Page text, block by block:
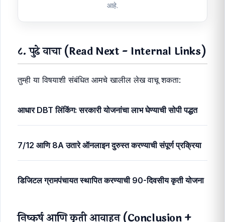
आहे.
८. पुढे वाचा (Read Next - Internal Links)
तुम्ही या विषयाशी संबंधित आमचे खालील लेख वाचू शकता:
आधार DBT लिंकिंग: सरकारी योजनांचा लाभ घेण्याची सोपी पद्धत
7/12 आणि 8A उतारे ऑनलाइन दुरुस्त करण्याची संपूर्ण प्रक्रिया
डिजिटल ग्रामपंचायत स्थापित करण्याची 90-दिवसीय कृती योजना
निष्कर्ष आणि कृती आवाहन (Conclusion +